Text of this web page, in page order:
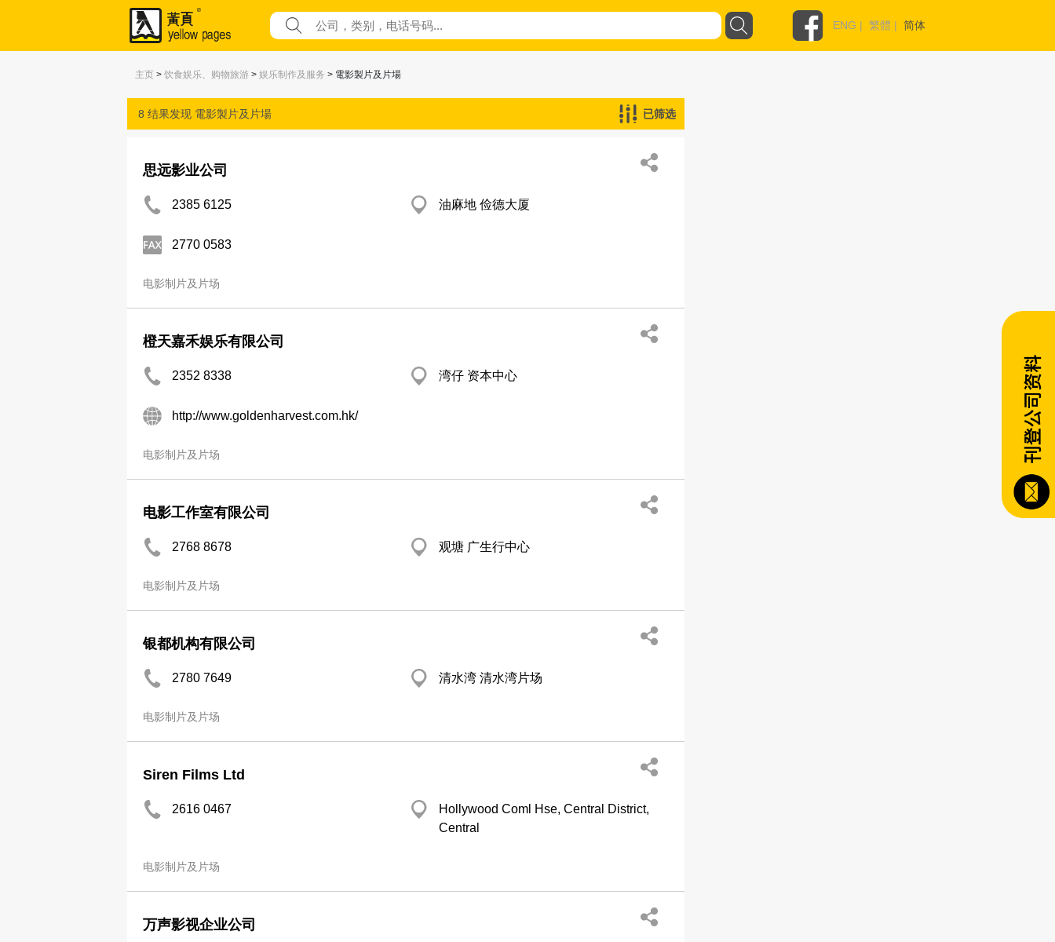
ENG | 繁體 | 简体
主页 > 饮食娱乐、购物旅游 > 娱乐制作及服务 > 電影製片及片場
8 结果发现 電影製片及片場 已筛选
思远影业公司
2385 6125 油麻地 俭德大厦
2770 0583
电影制片及片场
橙天嘉禾娱乐有限公司
2352 8338 湾仔 资本中心
http://www.goldenharvest.com.hk/
电影制片及片场
电影工作室有限公司
2768 8678 观塘 广生行中心
电影制片及片场
银都机构有限公司
2780 7649 清水湾 清水湾片场
电影制片及片场
Siren Films Ltd
2616 0467
Hollywood Coml Hse, Central District,
Central
电影制片及片场
万声影视企业公司